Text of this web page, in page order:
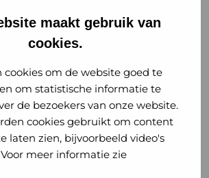
maakt gebruik van
cookies.
cookies om de website goed te
om statistische informatie te
de bezoekers van onze website.
cookies gebruikt om content
laten zien, bijvoorbeeld video's
meer informatie zie
social media